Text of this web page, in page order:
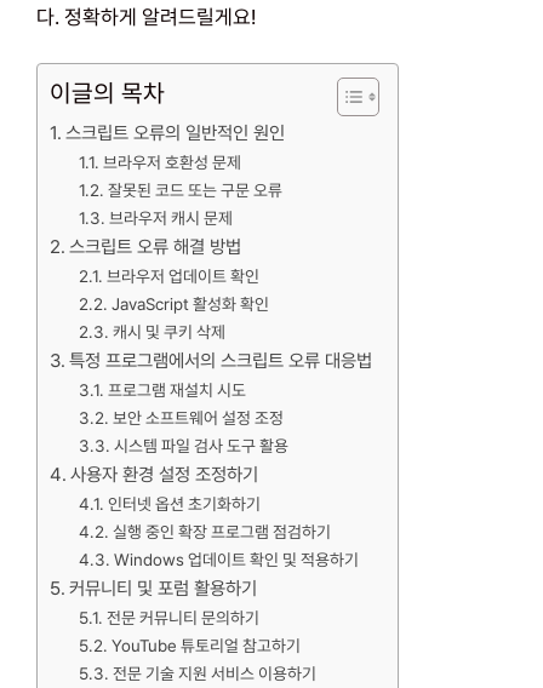
다. 정확하게 알려드릴게요!
이글의 목차
스크립트 오류의 일반적인 원인
브라우저 호환성 문제
잘못된 코드 또는 구문 오류
브라우저 캐시 문제
스크립트 오류 해결 방법
브라우저 업데이트 확인
JavaScript 활성화 확인
캐시 및 쿠키 삭제
특정 프로그램에서의 스크립트 오류 대응법
프로그램 재설치 시도
보안 소프트웨어 설정 조정
시스템 파일 검사 도구 활용
사용자 환경 설정 조정하기
인터넷 옵션 초기화하기
실행 중인 확장 프로그램 점검하기
Windows 업데이트 확인 및 적용하기
커뮤니티 및 포럼 활용하기
전문 커뮤니티 문의하기
YouTube 튜토리얼 참고하기
전문 기술 지원 서비스 이용하기